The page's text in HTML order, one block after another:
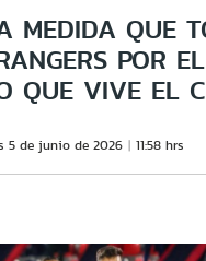
MEDIDA QUE
POR
QUE VIVE EL
5 de junio de 2026 11:58 hrs